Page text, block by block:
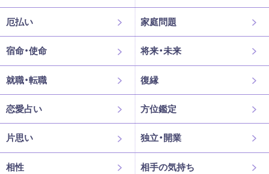
厄払い 家庭問題
宿命・使命 将来・未来
就職・転職 復縁
恋愛占い 方位鑑定
片思い 独立・開業
相性 相手の気持ち